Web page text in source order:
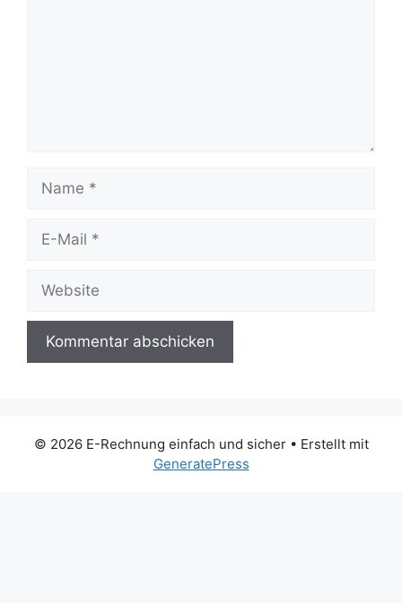
Name
Website
© 2026 E-Rechnung einfach und sicher• Erstellt mit
GeneratePress